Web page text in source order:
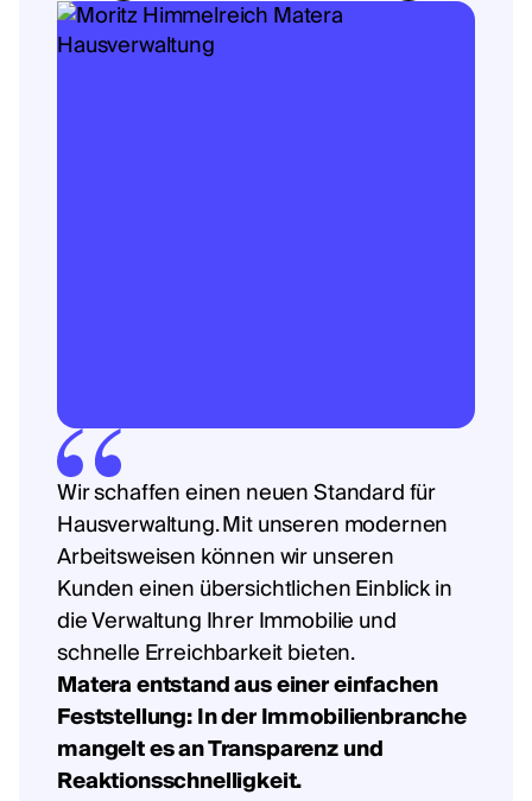
Wir schaffen einen neuen Standard für
Hausverwaltung. Mit unseren modernen
Arbeitsweisen können wir unseren
Kunden einen übersichtlichen Einblick in
die Verwaltung Ihrer Immobilie und
schnelle Erreichbarkeit bieten.
Matera entstand aus einer einfachen
Feststellung: In der Immobilienbranche
mangelt es an Transparenz und
Reaktionsschnelligkeit.